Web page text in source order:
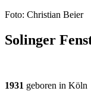
Foto: Christian Beier
Solinger
1931 geboren in Köln